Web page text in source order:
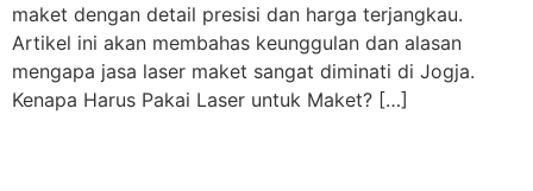
maket dengan detail presisi dan harga terjangkau.
Artikel ini akan membahas keunggulan dan alasan
mengapa jasa laser maket sangat diminati di Jogja.
Kenapa Harus Pakai Laser untuk Maket? […]